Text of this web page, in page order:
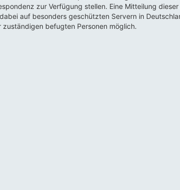
zur Verfügung stellen. Eine Mitteilung
auf besonders geschützten Servern in
befugten Personen möglich.